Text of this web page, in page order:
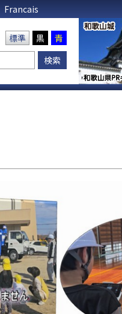
Francais
標準 黒 青